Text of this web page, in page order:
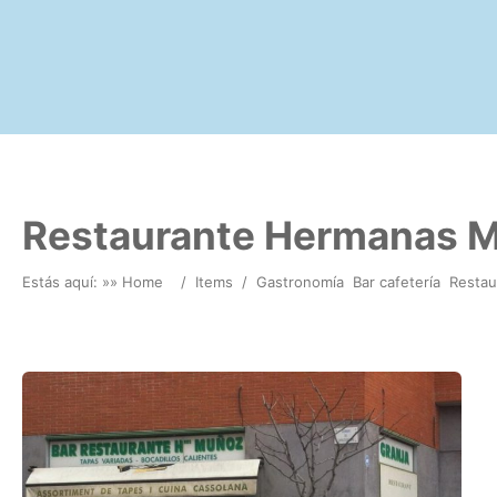
Restaurante Hermanas
Estás aquí: »» Home / Items / Gastronomía Bar cafetería